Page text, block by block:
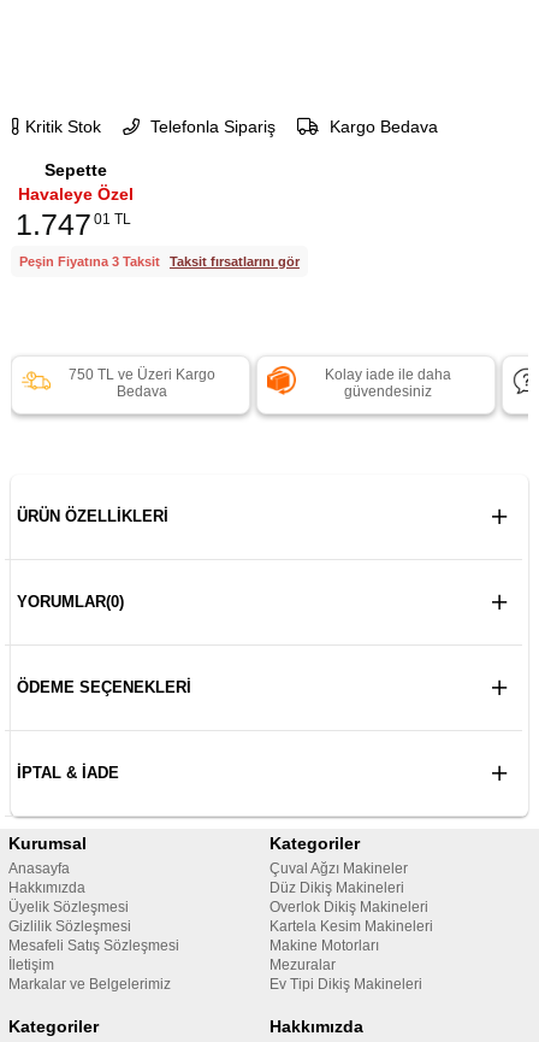
Kritik Stok Telefonla Sipariş Kargo Bedava
Sepette
Havaleye Özel
1.747 01 TL
Peşin Fiyatına 3 Taksit Taksit fırsatlarını gör
750 TL ve Üzeri Kargo
Bedava
Kolay iade ile daha
güvendesiniz
ÜRÜN ÖZELLIKLERI
YORUMLAR(0)
ÖDEME SEÇENEKLERI
İPTAL & İADE
Kurumsal
Anasayfa
Hakkımızda
Üyelik Sözleşmesi
Gizlilik Sözleşmesi
Mesafeli Satış Sözleşmesi
İletişim
Markalar ve Belgelerimiz
Kategoriler
Çuval Ağzı Makineler
Düz Dikiş Makineleri
Overlok Dikiş Makineleri
Kartela Kesim Makineleri
Makine Motorları
Mezuralar
Ev Tipi Dikiş Makineleri
Kategoriler Hakkımızda